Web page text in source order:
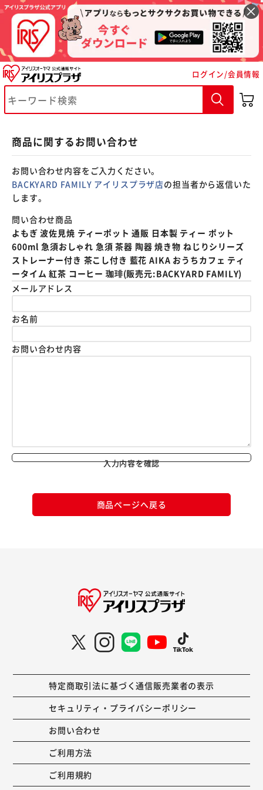
ログイン/会員情報
商品に関するお問い合わせ
お問い合わせ内容をご入力ください。
BACKYARD FAMILY アイリスプラザ店の担当者から返信いた
します。
問い合わせ商品
よもぎ 波佐見焼 ティーポット 通販 日本製 ティー ポット
600ml 急須おしゃれ 急須 茶器 陶器 焼き物 ねじりシリーズ
ストレーナー付き 茶こし付き 藍花 AIKA おうちカフェ ティ
ータイム 紅茶 コーヒー 珈琲(販売元:BACKYARD FAMILY)
メールアドレス
お名前
お問い合わせ内容
入力内容を確認
商品ページへ戻る
特定商取引法に基づく通信販売業者の表示
セキュリティ・プライバシーポリシー
お問い合わせ
ご利用方法
ご利用規約
※ご確認ください
カートに入れる